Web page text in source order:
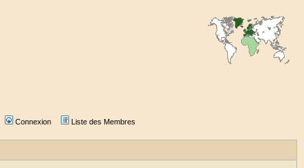
Connexion Liste des Membres